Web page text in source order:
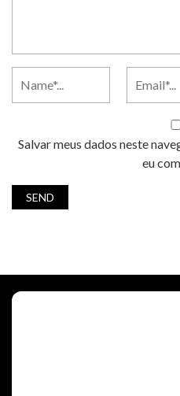
Salvar meus dados neste
eu